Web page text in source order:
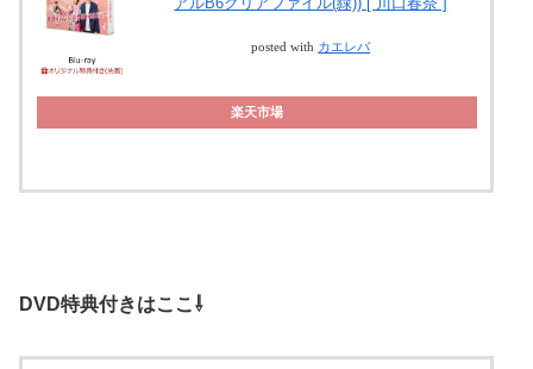
posted with カエレバ
楽天市場
DVD特典付きはここ⇩